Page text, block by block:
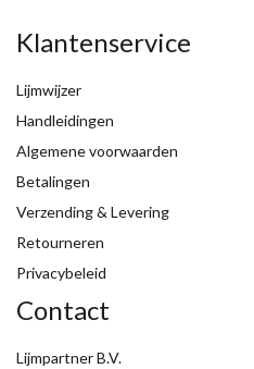
Klantenservice
Lijmwijzer
Handleidingen
Algemene voorwaarden
Betalingen
Verzending & Levering
Retourneren
Privacybeleid
Contact
Lijmpartner B.V.